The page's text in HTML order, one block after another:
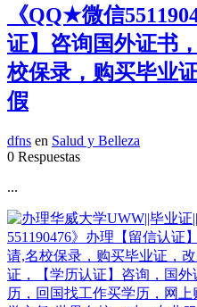
《QQ★微信
证】咨询国外证书
校保录，购买毕业
假
dfns en Salud y Belleza
0 Respuestas
...